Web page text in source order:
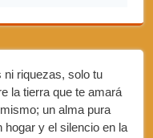
riquezas, solo tu
la tierra que te amará
un alma pura
hogar y el silencio en la